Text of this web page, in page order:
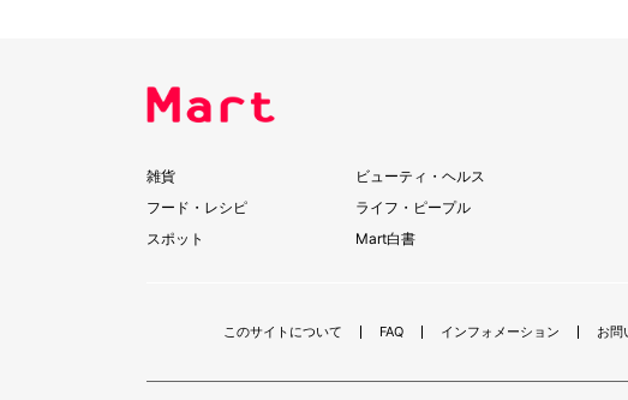
雑貨
フード・レシピ
スポット
ビューティ・ヘルス
ライフ・ピープル
Mart白書
このサイトについて FAQ インフォメーション お問